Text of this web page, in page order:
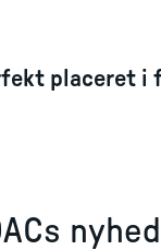
placeret i